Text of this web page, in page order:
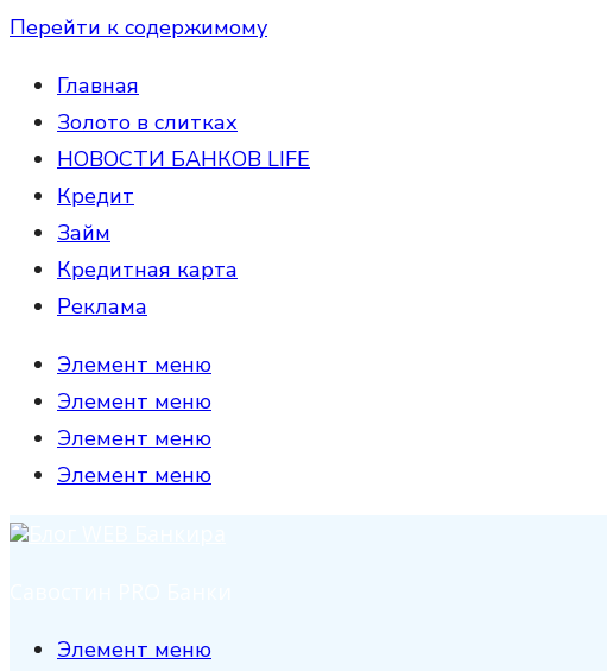
Перейти к содержимому
Главная
Золото в слитках
НОВОСТИ БАНКОВ LIFE
Кредит
Займ
Кредитная карта
Реклама
Элемент меню
Элемент меню
Элемент меню
Элемент меню
Элемент меню